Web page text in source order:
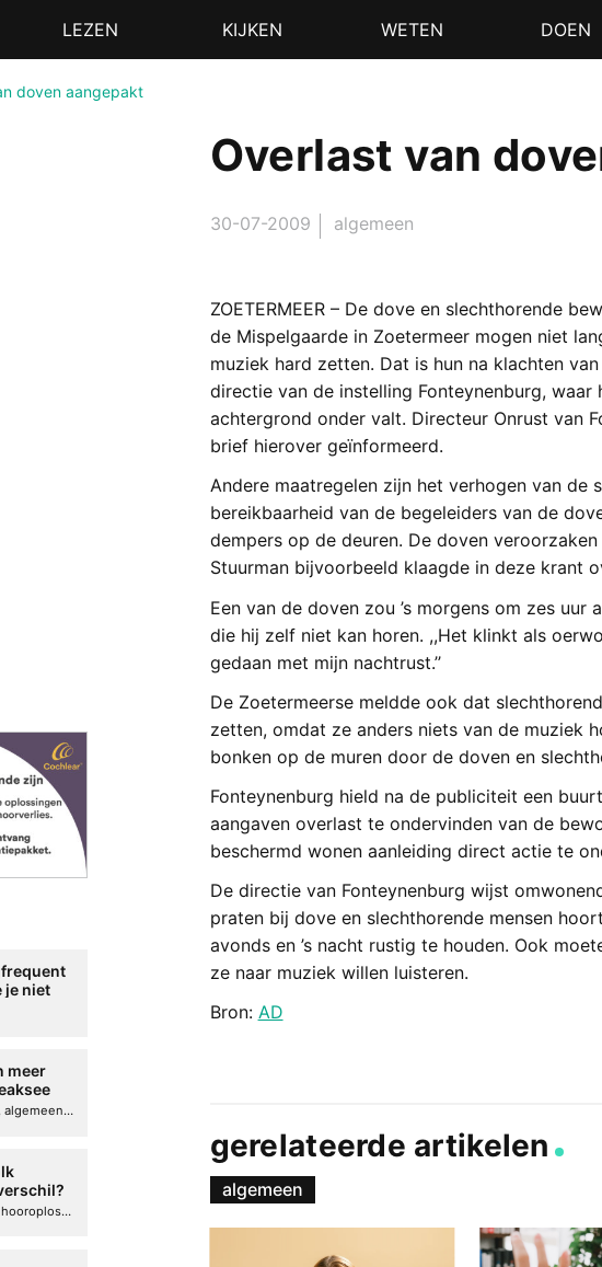
MenuLEZEN KIJKEN WETEN DOEN
doven aangepakt
Overlast van
30-07-2009 algemeen
ZOETERMEER – De dove en slechthorende
de Mispelgaarde in Zoetermeer mogen niet
muziek hard zetten. Dat is hun na klachten
directie van de instelling Fonteynenburg,
achtergrond onder valt. Directeur Onrust van
brief hierover geïnformeerd.
Andere maatregelen zijn het verhogen van de
bereikbaarheid van de begeleiders van de
dempers op de deuren. De doven
Stuurman bijvoorbeeld klaagde in deze krant
Een van de doven zou ’s morgens om zes
die hij zelf niet kan horen. ,,Het klinkt als
gedaan met mijn nachtrust.’’
De Zoetermeerse meldde ook dat
zetten, omdat ze anders niets van de muziek
bonken op de muren door de doven en
Fonteynenburg hield na de publiciteit een
aangaven overlast te ondervinden van de
beschermd wonen aanleiding direct actie te
De directie van Fonteynenburg wijst
praten bij dove en slechthorende mensen
avonds en ’s nacht rustig te houden. Ook
ze naar muziek willen luisteren.
Bron: AD
gerelateerde artikelen
algemeen
je niet
meer
in
advertorial, algemeen, hooroplossingen, interview
algemeen, hooroplossingen, hoorproblemen, samenleving & maatschappij